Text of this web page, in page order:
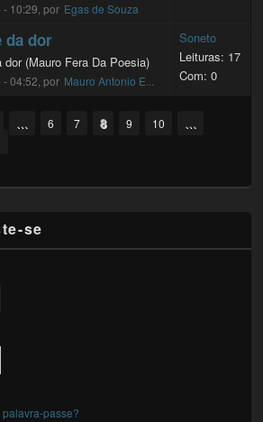
- 10:29, por Egas de Souza
da dor
dor (Mauro Fera Da Poesia)
- 04:52, por Mauro Antonio E...
Soneto
Leituras: 17
Com: 0
… 6 7 8 9 10 …
se
passe?